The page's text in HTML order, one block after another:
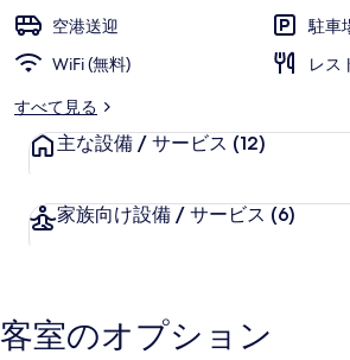
ッ
ク
バ
ャ
空港送迎
駐車
WiFi (無料)
レス
すべて見る
主な設備 / サービス (12)
家族向け設備 / サービス (6)
客室のオプション